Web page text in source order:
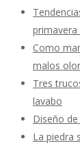
primavera
Como
malos
Tres
lavabo
Diseño
La piedra